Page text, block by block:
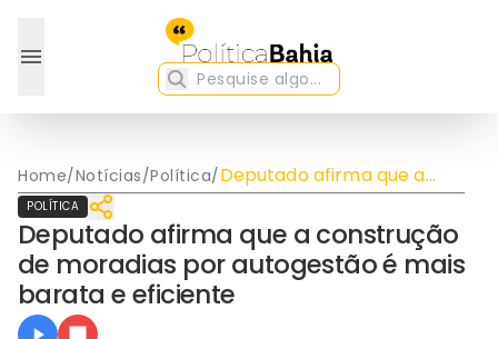
Home/Notícias/Política/Deputado afirma que a
construção de moradias
barata e eficiente
POLÍTICA
Deputado afirma que a construção
de moradias por autogestão é mais
barata e eficiente